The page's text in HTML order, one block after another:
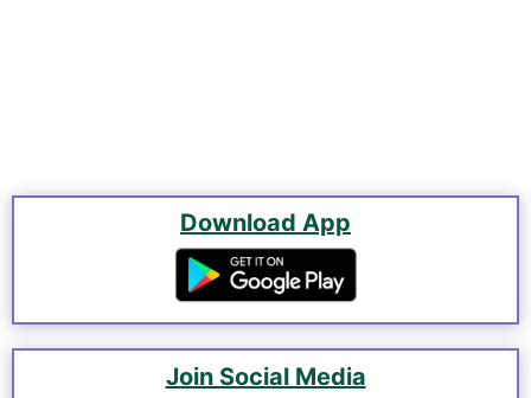
Download App
Join Social Media